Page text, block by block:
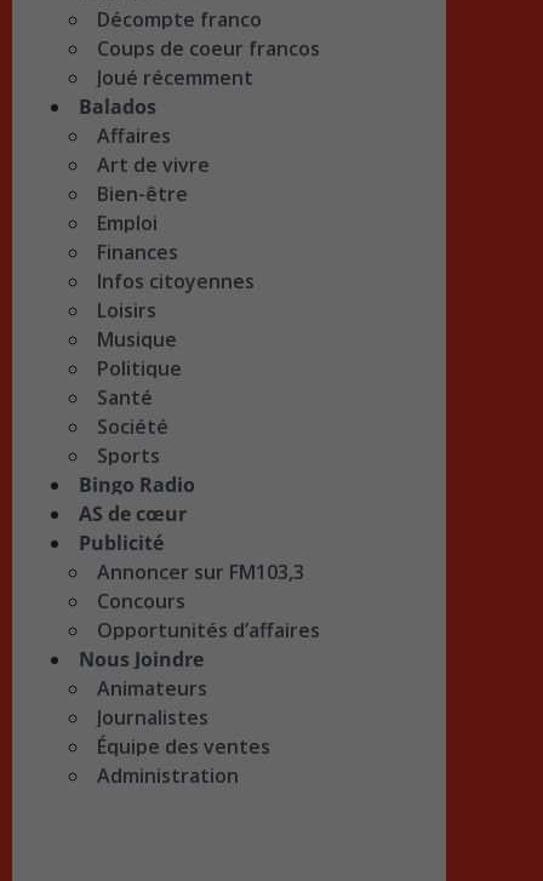
Décompte franco
Coups de coeur francos
Joué récemment
Balados
Affaires
Art de vivre
Bien-être
Emploi
Finances
Infos citoyennes
Loisirs
Musique
Politique
Santé
Société
Sports
Bingo Radio
AS de cœur
Publicité
Annoncer sur FM103,3
Concours
Opportunités d’affaires
Nous Joindre
Animateurs
Journalistes
Équipe des ventes
Administration